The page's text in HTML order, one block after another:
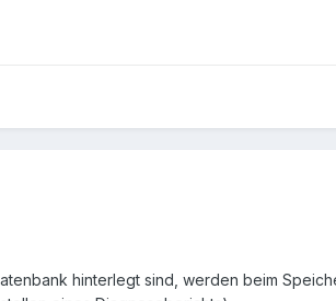
hinterlegt sind, werden beim